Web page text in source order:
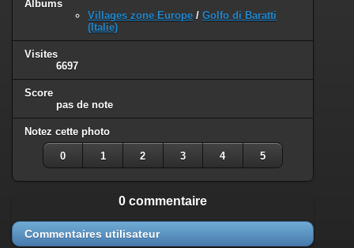
Albums
Villages zone Europe / Golfo di Baratti
(Italie)
Visites
6697
Score
pas de note
Notez cette photo
0 1 2 3 4 5
0 commentaire
Commentaires utilisateur